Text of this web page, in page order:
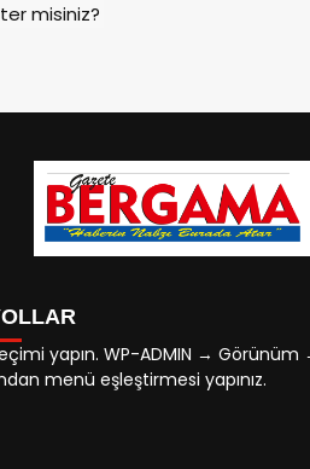
misiniz?
yapın. WP-ADMIN →
menü eşleştirmesi yapınız.